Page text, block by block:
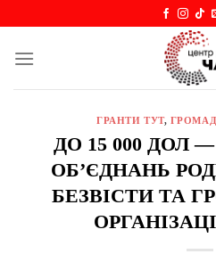
content
ГРАНТИ ТУТ,
ДО 15 000 ДОЛ
ОБ’ЄДНАНЬ
БЕЗВІСТИ ТА